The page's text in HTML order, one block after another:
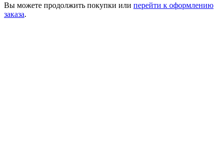
Вы можете продолжить покупки или перейти к оформлению
заказа.